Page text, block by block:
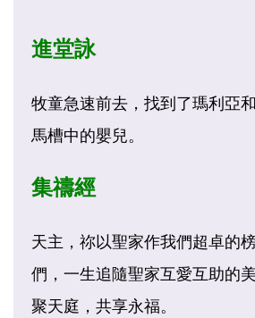
進堂詠
牧童急速前去，找到了瑪利亞
馬槽中的嬰兒。
集禱經
天主，祢以聖家作我們超卓的
們，一生追隨聖家互愛互助的
聚天庭，共享永福。